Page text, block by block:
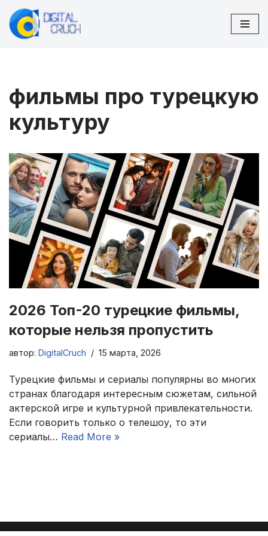
Перейти
фильмы про турецкую
культуру
2026 Топ-20 турецкие фильмы,
которые нельзя пропустить
автор: DigitalCruch 15 марта, 2026
Турецкие фильмы и сериалы популярны во многих
странах благодаря интересным сюжетам, сильной
актерской игре и культурной привлекательности.
Если говорить только о телешоу, то эти
сериалы… Read More »